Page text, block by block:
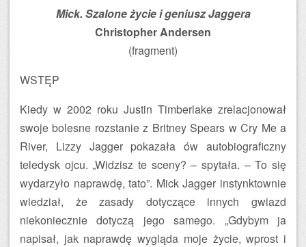
Mick. Szalone życie i geniusz Jaggera
Christopher Andersen
(fragment)
WSTĘP
Kiedy w 2002 roku Justin Timberlake zrelacjonował
swoje bolesne rozstanie z Britney Spears w Cry Me a
River, Lizzy Jagger pokazała ów autobiograficzny
teledysk ojcu. „Widzisz te sceny? – spytała. – To się
wydarzyło naprawdę, tato”. Mick Jagger instynktownie
wiedział, że zasady dotyczące innych gwiazd
niekoniecznie dotyczą jego samego. „Gdybym ja
napisał, jak naprawdę wygląda moje życie, wprost i